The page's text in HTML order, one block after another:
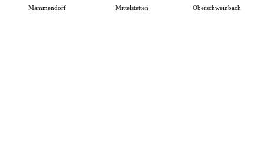
Mammendorf Mittelstetten Oberschweinbach